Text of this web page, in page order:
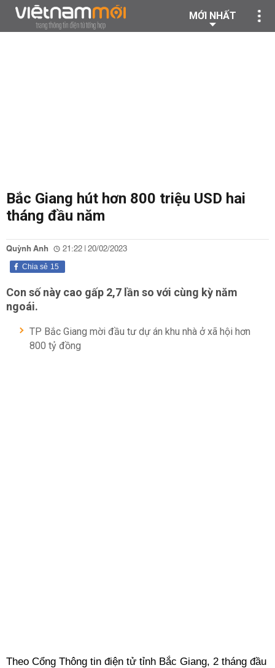
MỚI NHẤT
Bắc Giang hút hơn 800 triệu USD hai
tháng đầu năm
Quỳnh Anh 21:22 | 20/02/2023
15
Chia sẻ
Con số này cao gấp 2,7 lần so với cùng kỳ năm
ngoái.
TP Bắc Giang mời đầu tư dự án khu nhà ở xã hội hơn
800 tỷ đồng
Theo Cổng Thông tin điện tử tỉnh Bắc Giang, 2 tháng đầu